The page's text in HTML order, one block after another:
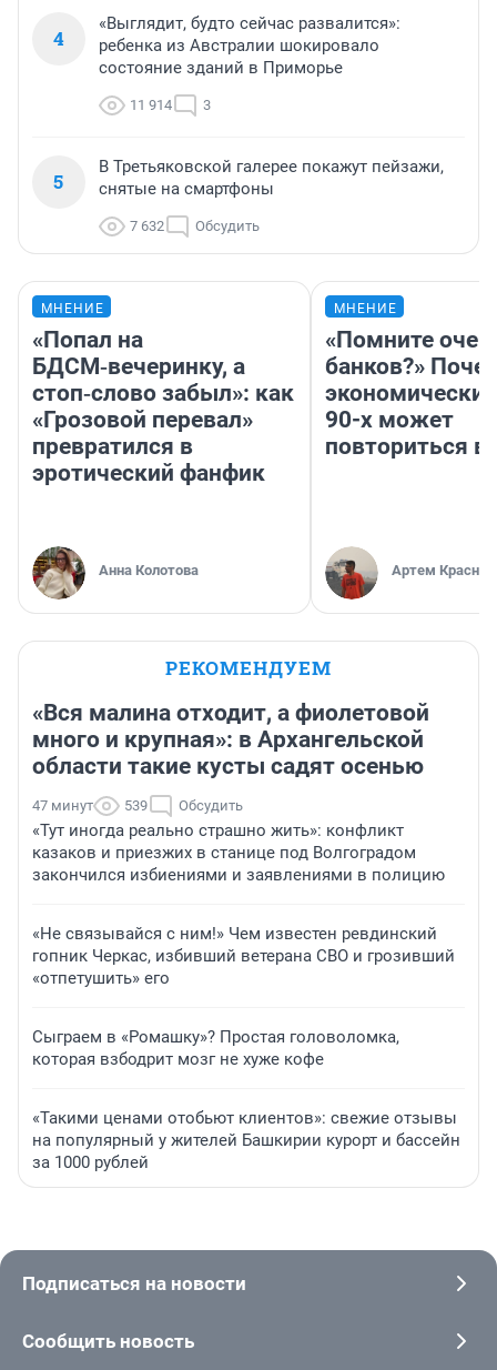
4
«Выглядит, будто сейчас развалится»:
ребенка из Австралии шокировало
состояние зданий в Приморье
11 914 3
5
В Третьяковской галерее покажут пейзажи,
снятые на смартфоны
7 632 Обсудить
МНЕНИЕ
«Попал на
БДСМ‑вечеринку, а
стоп‑слово забыл»: как
«Грозовой перевал»
превратился в
эротический фанфик
Анна Колотова
МНЕНИЕ
«Помните
банков?»
90-х может
повториться
Артем Краснов
РЕКОМЕНДУЕМ
«Вся малина отходит, а фиолетовой
много и крупная»: в Архангельской
области такие кусты садят осенью
47 минут 539 Обсудить
«Тут иногда реально страшно жить»: конфликт
казаков и приезжих в станице под Волгоградом
закончился избиениями и заявлениями в полицию
«Не связывайся с ним!» Чем известен ревдинский
гопник Черкас, избивший ветерана СВО и грозивший
«отпетушить» его
Сыграем в «Ромашку»? Простая головоломка,
которая взбодрит мозг не хуже кофе
«Такими ценами отобьют клиентов»: свежие отзывы
на популярный у жителей Башкирии курорт и бассейн
за 1000 рублей
Подписаться на новости
Сообщить новость